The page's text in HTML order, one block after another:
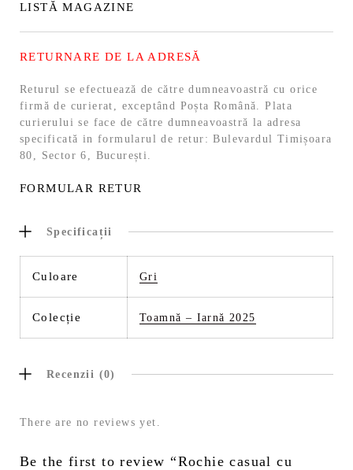
LISTĂ MAGAZINE
RETURNARE DE LA ADRESĂ
Returul se efectuează de către dumneavoastră cu orice
firmă de curierat, exceptând Poșta Română. Plata
curierului se face de către dumneavoastră la adresa
specificată in formularul de retur: Bulevardul Timișoara
80, Sector 6, București.
FORMULAR RETUR
Specificații
Culoare Gri
Colecție Toamnă – Iarnă 2025
Recenzii (0)
There are no reviews yet.
Be the first to review “Rochie casual cu